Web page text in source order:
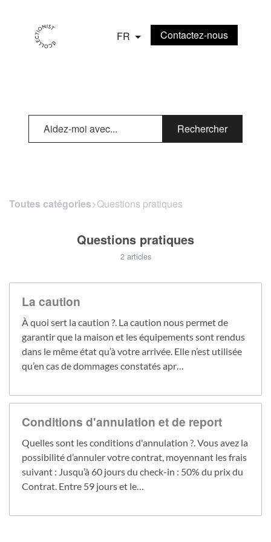
FR Contactez-nous
Rechercher
Toutes catégories​>​ Questions pratiques
Questions pratiques
2 articles
La caution
À quoi sert la caution ?. La caution nous permet de
garantir que la maison et les équipements sont rendus
dans le même état qu’à votre arrivée. Elle n’est utilisée
qu’en cas de dommages constatés apr…
Conditions d'annulation et de report
Quelles sont les conditions d'annulation ?. Vous avez la
possibilité d’annuler votre contrat, moyennant les frais
suivant : Jusqu’à 60 jours du check-in : 50% du prix du
Contrat. Entre 59 jours et le…